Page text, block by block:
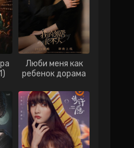
Люби меня как
ребенок дорама